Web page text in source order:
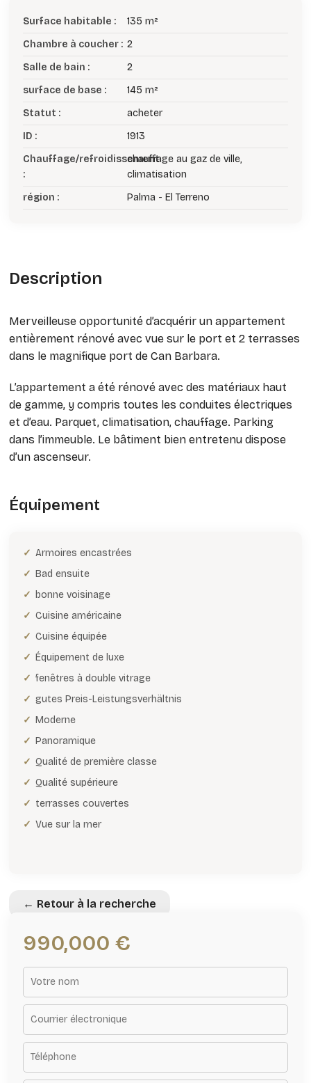
Surface habitable :
135 m²
Chambre à coucher : 2
Salle de bain :
2
surface de base :
145 m²
Statut :
acheter
ID :
1913
Chauffage/refroidissement
:
chauffage au gaz de ville,
climatisation
région :
Palma - El Terreno
Description
Merveilleuse opportunité d’acquérir un appartement
entièrement rénové avec vue sur le port et 2 terrasses
dans le magnifique port de Can Barbara.
L’appartement a été rénové avec des matériaux haut
de gamme, y compris toutes les conduites électriques
et d’eau. Parquet, climatisation, chauffage. Parking
dans l’immeuble. Le bâtiment bien entretenu dispose
d’un ascenseur.
Équipement
Armoires encastrées
Bad ensuite
bonne voisinage
Cuisine américaine
Cuisine équipée
Équipement de luxe
fenêtres à double vitrage
gutes Preis-Leistungsverhältnis
Moderne
Panoramique
Qualité de première classe
Qualité supérieure
terrasses couvertes
Vue sur la mer
← Retour à la recherche
990,000 €